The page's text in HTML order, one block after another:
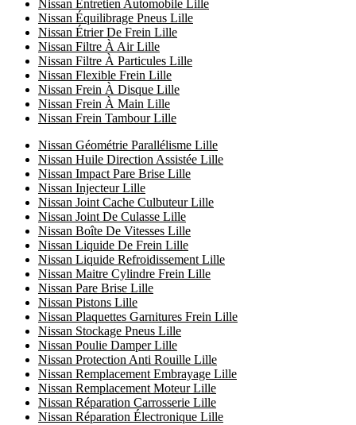
Nissan Entretien Automobile Lille
Nissan Équilibrage Pneus Lille
Nissan Étrier De Frein Lille
Nissan Filtre À Air Lille
Nissan Filtre À Particules Lille
Nissan Flexible Frein Lille
Nissan Frein À Disque Lille
Nissan Frein À Main Lille
Nissan Frein Tambour Lille
Nissan Géométrie Parallélisme Lille
Nissan Huile Direction Assistée Lille
Nissan Impact Pare Brise Lille
Nissan Injecteur Lille
Nissan Joint Cache Culbuteur Lille
Nissan Joint De Culasse Lille
Nissan Boîte De Vitesses Lille
Nissan Liquide De Frein Lille
Nissan Liquide Refroidissement Lille
Nissan Maitre Cylindre Frein Lille
Nissan Pare Brise Lille
Nissan Pistons Lille
Nissan Plaquettes Garnitures Frein Lille
Nissan Stockage Pneus Lille
Nissan Poulie Damper Lille
Nissan Protection Anti Rouille Lille
Nissan Remplacement Embrayage Lille
Nissan Remplacement Moteur Lille
Nissan Réparation Carrosserie Lille
Nissan Réparation Électronique Lille